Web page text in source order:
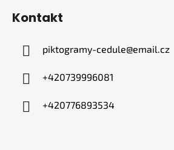
Kontakt
piktogramy-cedule@email.cz
+420739996081
+420776893534